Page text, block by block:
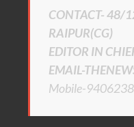
CONTACT- 48/
RAIPUR(CG)
EDITOR IN
EMAIL-
Mobile-